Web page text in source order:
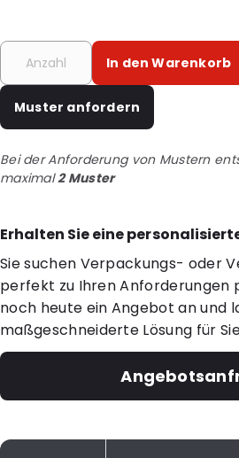
In den Warenkorb
Muster anfordern
Bei der Anforderung von Mustern
maximal2 Muster
Erhalten Sie eine
Sie suchen Verpackungs- oder
perfekt zu Ihren Anforderungen
noch heute ein Angebot an und
maßgeschneiderte Lösung für